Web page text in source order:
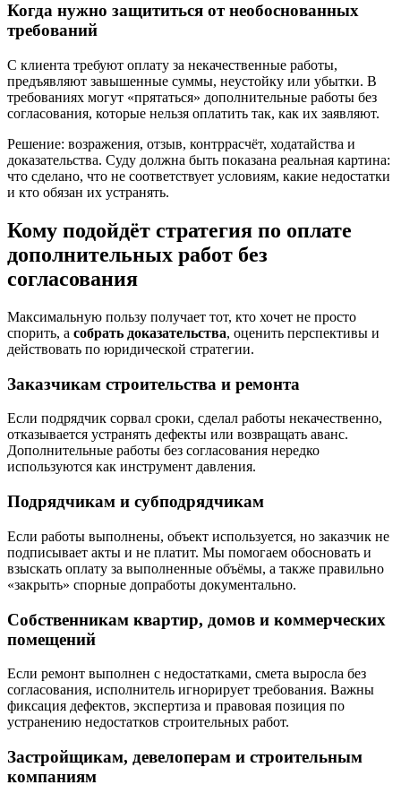
Когда нужно защититься от необоснованных
требований
С клиента требуют оплату за некачественные работы,
предъявляют завышенные суммы, неустойку или убытки. В
требованиях могут «прятаться» дополнительные работы без
согласования, которые нельзя оплатить так, как их заявляют.
Решение: возражения, отзыв, контррасчёт, ходатайства и
доказательства. Суду должна быть показана реальная картина:
что сделано, что не соответствует условиям, какие недостатки
и кто обязан их устранять.
Кому подойдёт стратегия по оплате
дополнительных работ без
согласования
Максимальную пользу получает тот, кто хочет не просто
спорить, а собрать доказательства, оценить перспективы и
действовать по юридической стратегии.
Заказчикам строительства и ремонта
Если подрядчик сорвал сроки, сделал работы некачественно,
отказывается устранять дефекты или возвращать аванс.
Дополнительные работы без согласования нередко
используются как инструмент давления.
Подрядчикам и субподрядчикам
Если работы выполнены, объект используется, но заказчик не
подписывает акты и не платит. Мы помогаем обосновать и
взыскать оплату за выполненные объёмы, а также правильно
«закрыть» спорные допработы документально.
Собственникам квартир, домов и коммерческих
помещений
Если ремонт выполнен с недостатками, смета выросла без
согласования, исполнитель игнорирует требования. Важны
фиксация дефектов, экспертиза и правовая позиция по
устранению недостатков строительных работ.
Застройщикам, девелоперам и строительным
компаниям